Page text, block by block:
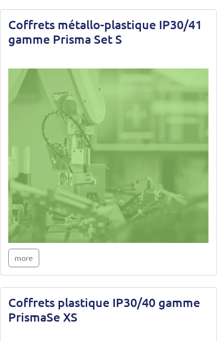
Coffrets métallo-plastique IP30/41
gamme Prisma Set S
more
Coffrets plastique IP30/40 gamme
PrismaSe XS